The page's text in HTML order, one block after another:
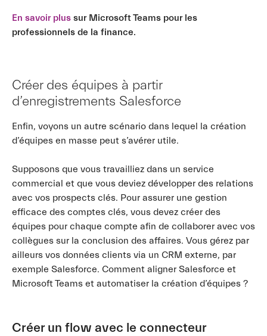
En savoir plus sur Microsoft Teams pour les
professionnels de la finance.
Créer des équipes à partir
d’enregistrements Salesforce
Enfin, voyons un autre scénario dans lequel la création
d’équipes en masse peut s’avérer utile.
Supposons que vous travailliez dans un service
commercial et que vous deviez développer des relations
avec vos prospects clés. Pour assurer une gestion
efficace des comptes clés, vous devez créer des
équipes pour chaque compte afin de collaborer avec vos
collègues sur la conclusion des affaires. Vous gérez par
ailleurs vos données clients via un CRM externe, par
exemple Salesforce. Comment aligner Salesforce et
Microsoft Teams et automatiser la création d’équipes ?
Créer un flow avec le connecteur